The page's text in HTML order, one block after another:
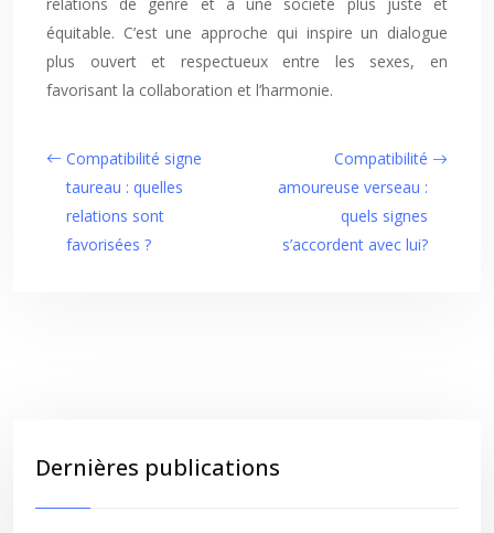
équitable. C’est une approche qui inspire un dialogue
plus ouvert et respectueux entre les sexes, en
favorisant la collaboration et l’harmonie.
Compatibilité signe
taureau : quelles
relations sont
favorisées ?
Compatibilité
amoureuse verseau :
quels signes
s’accordent avec lui?
Dernières publications